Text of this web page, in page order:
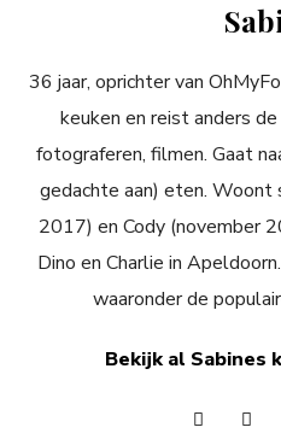
36 jaar, oprichter van
keuken en reist anders
fotograferen, filmen. Gaat
gedachte aan) eten. Woont
2017) en Cody (november
Dino en Charlie in
waaronder de
Bekijk al Sabines